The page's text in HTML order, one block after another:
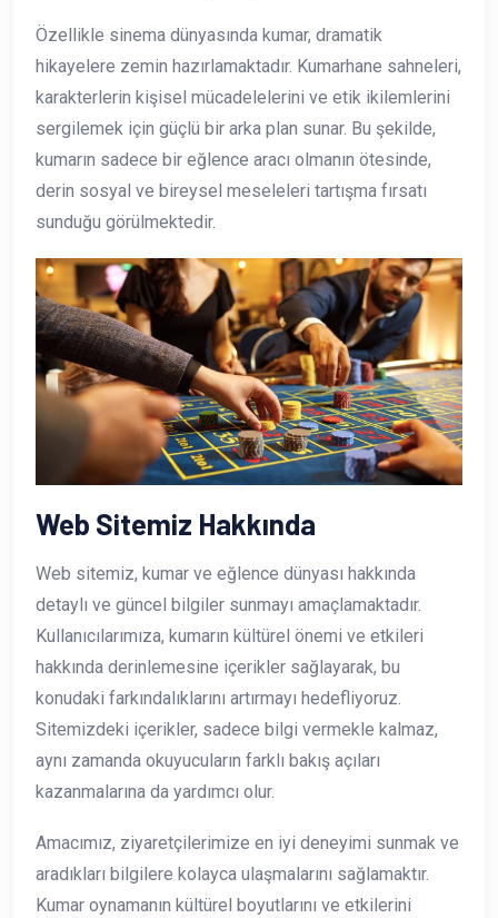
Özellikle sinema dünyasında kumar, dramatik
hikayelere zemin hazırlamaktadır. Kumarhane sahneleri,
karakterlerin kişisel mücadelelerini ve etik ikilemlerini
sergilemek için güçlü bir arka plan sunar. Bu şekilde,
kumarın sadece bir eğlence aracı olmanın ötesinde,
derin sosyal ve bireysel meseleleri tartışma fırsatı
sunduğu görülmektedir.
Web Sitemiz Hakkında
Web sitemiz, kumar ve eğlence dünyası hakkında
detaylı ve güncel bilgiler sunmayı amaçlamaktadır.
Kullanıcılarımıza, kumarın kültürel önemi ve etkileri
hakkında derinlemesine içerikler sağlayarak, bu
konudaki farkındalıklarını artırmayı hedefliyoruz.
Sitemizdeki içerikler, sadece bilgi vermekle kalmaz,
aynı zamanda okuyucuların farklı bakış açıları
kazanmalarına da yardımcı olur.
Amacımız, ziyaretçilerimize en iyi deneyimi sunmak ve
aradıkları bilgilere kolayca ulaşmalarını sağlamaktır.
Kumar oynamanın kültürel boyutlarını ve etkilerini